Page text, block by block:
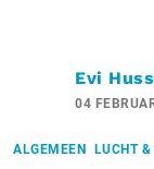
Evi
04
ALGEMEEN LUCHT